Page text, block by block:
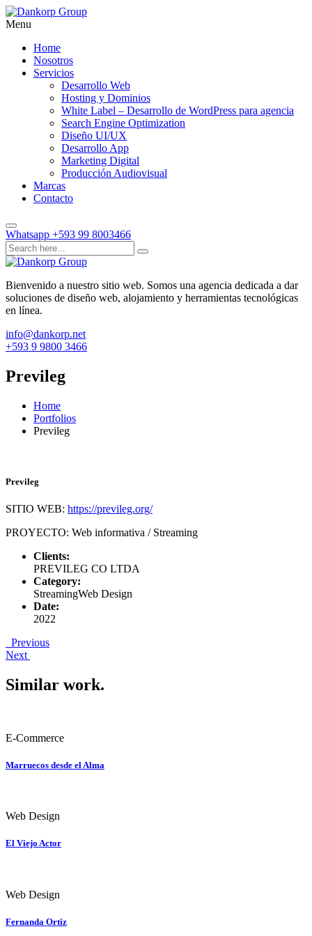
Menu
Home
Nosotros
Servicios
Desarrollo Web
Hosting y Dominios
White Label – Desarrollo de WordPress para agencia
Search Engine Optimization
Diseño UI/UX
Desarrollo App
Marketing Digital
Producción Audiovisual
Marcas
Contacto
Whatsapp +593 99 8003466
Bienvenido a nuestro sitio web. Somos una agencia dedicada a dar
soluciones de diseño web, alojamiento y herramientas tecnológicas
en línea.
info@dankorp.net
+593 9 9800 3466
Previleg
Home
Portfolios
Previleg
Previleg
SITIO WEB: https://previleg.org/
PROYECTO: Web informativa / Streaming
Clients:
PREVILEG CO LTDA
Category:
StreamingWeb Design
Date:
2022
Previous
Next
Similar work.
E-Commerce
Marruecos desde el Alma
Web Design
El Viejo Actor
Web Design
Fernanda Ortiz